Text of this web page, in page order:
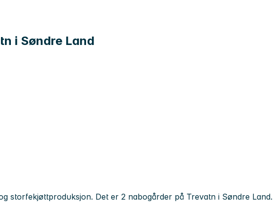
i Søndre Land
storfekjøttproduksjon. Det er 2 nabogårder på Trevatn i Søndre Land.